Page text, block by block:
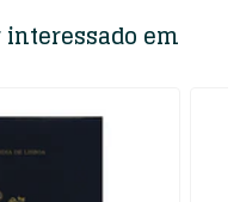
em